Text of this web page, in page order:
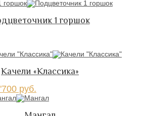
1 горшок
Качели «Классика»
руб.